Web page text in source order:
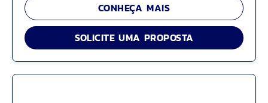
CONHEÇA MAIS
SOLICITE UMA PROPOSTA